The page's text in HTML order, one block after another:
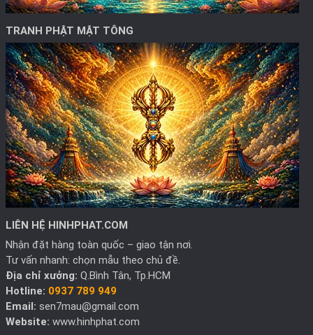
TRANH PHẬT MẬT TÔNG
LIÊN HỆ HINHPHAT.COM
Nhận đặt hàng toàn quốc – giao tận nơi.
Tư vấn nhanh: chọn mẫu theo chủ đề.
Địa chỉ xưởng: Q.Bình Tân, Tp.HCM
Hotline: 0937 789 949
Email: sen7mau@gmail.com
Website: www.hinhphat.com